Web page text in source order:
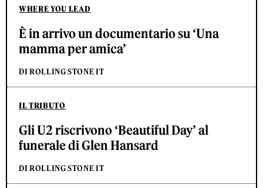
WHERE YOU LEAD
È in arrivo un documentario su ‘Una
mamma per amica’
DI ROLLING STONE IT
IL TRIBUTO
Gli U2 riscrivono ‘Beautiful Day’ al
funerale di Glen Hansard
DI ROLLING STONE IT